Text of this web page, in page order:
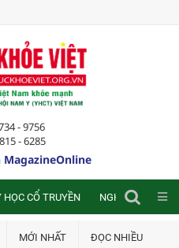
- 9756
- 6285
HỌC CỔ TRUYỀN NGHIÊN CỨU
MỚI NHẤT ĐỌC NHIỀU